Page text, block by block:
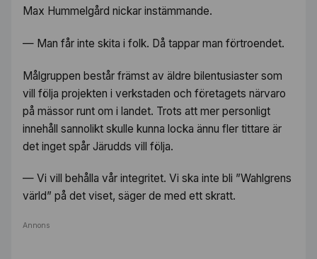
Max Hummelgård nickar instämmande.
— Man får inte skita i folk. Då tappar man förtroendet.
Målgruppen består främst av äldre bilentusiaster som
vill följa projekten i verkstaden och företagets närvaro
på mässor runt om i landet. Trots att mer personligt
innehåll sannolikt skulle kunna locka ännu fler tittare är
det inget spår Järudds vill följa.
— Vi vill behålla vår integritet. Vi ska inte bli ”Wahlgrens
värld” på det viset, säger de med ett skratt.
Annons